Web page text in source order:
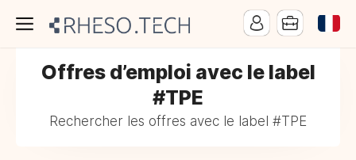
Offres d’emploi avec le label
#TPE
Rechercher les offres avec le label #TPE